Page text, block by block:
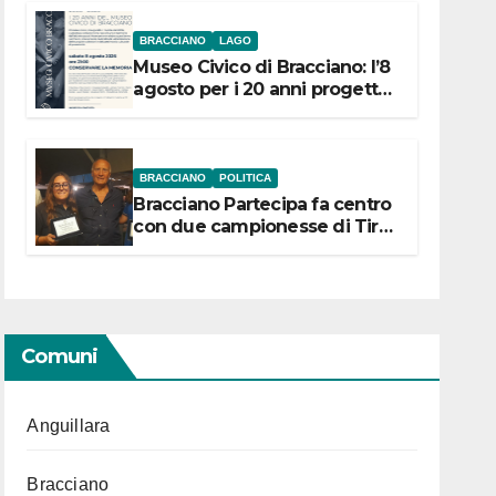
BRACCIANO LAGO
Museo Civico di Bracciano: l’8
agosto per i 20 anni progetto
BRACCIANO POLITICA
Bracciano Partecipa fa centro
con due campionesse di Tiro
Comuni
Anguillara
Bracciano